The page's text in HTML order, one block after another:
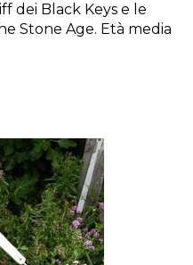
dei Black Keys e le
Stone Age. Età media